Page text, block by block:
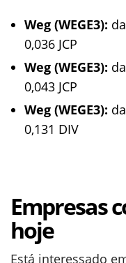
Weg (WEGE3):
0,036 JCP
Weg (WEGE3):
0,043 JCP
Weg (WEGE3):
0,131 DIV
Empresas
hoje
Está interessado